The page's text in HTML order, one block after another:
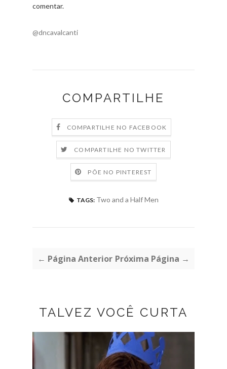
comentar.
@dncavalcanti
COMPARTILHE
COMPARTILHE NO FACEBOOK
COMPARTILHE NO TWITTER
PÕE NO PINTEREST
TAGS: Two and a Half Men
← Página Anterior Próxima Página →
TALVEZ VOCÊ CURTA